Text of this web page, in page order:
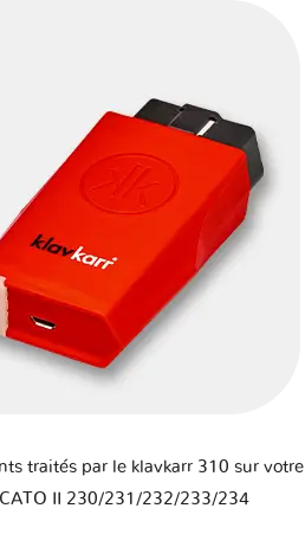
traités par le klavkarr 310 sur votre
II 230/231/232/233/234